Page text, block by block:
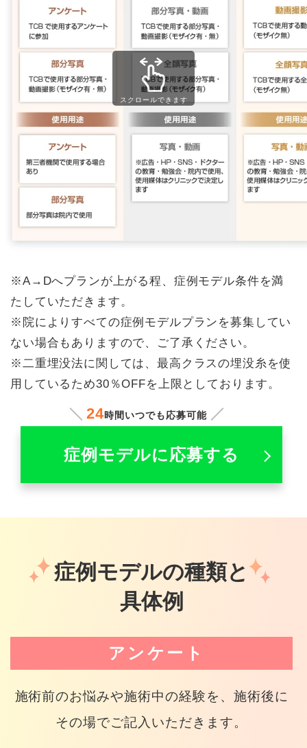
スクロールできます
※A→Dへプランが上がる程、症例モデル条件を満
たしていただきます。
※院によりすべての症例モデルプランを募集してい
ない場合もありますので、ご了承ください。
※二重埋没法に関しては、最高クラスの埋没糸を使
用しているため30％OFFを上限としております。
24時間いつでも応募可能
症例モデルに応募する
症例モデルの種類と
具体例
アンケート
施術前のお悩みや施術中の経験を、施術後に
その場でご記入いただきます。